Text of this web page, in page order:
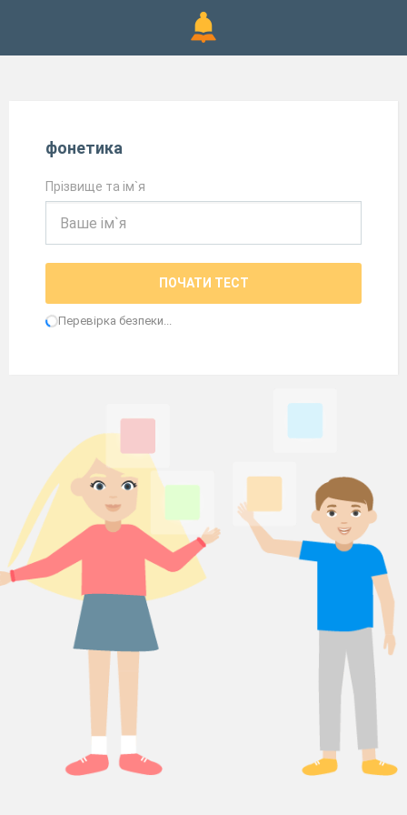
фонетика
Прізвище та ім`я
ПОЧАТИ ТЕСТ
Перевірка безпеки...